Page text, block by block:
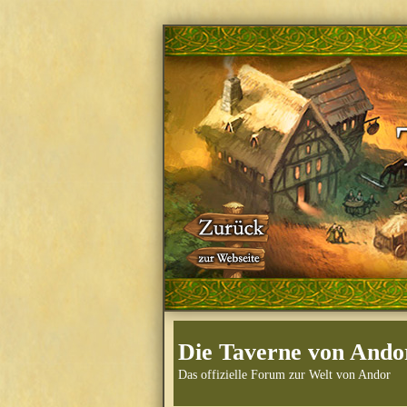
Die Taverne von
Das offizielle Forum zur Welt von Andor